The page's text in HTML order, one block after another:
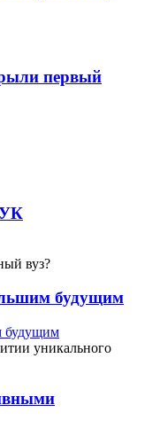
первый
вуз?
будущим
уникального